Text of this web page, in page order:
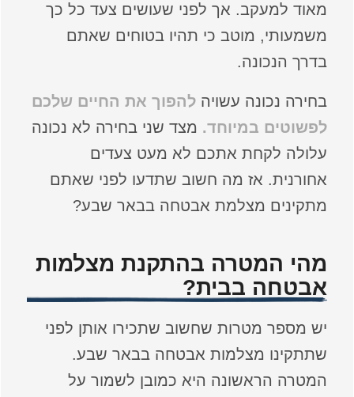
מאוד למעקב. אך לפני שעושים צעד כל כך
משמעותי, מוטב כי תהיו בטוחים שאתם
בדרך הנכונה.
בחירה נכונה עשויהלהפוך את החיים שלכם
לפשוטים במיוחד. מצד שני בחירה לא נכונה
עלולה לקחת אתכם לא מעט צעדים
אחורנית. אז מה חשוב שתדעו לפני שאתם
מתקינים מצלמת אבטחה בבאר שבע?
מהי המטרה בהתקנת מצלמות
אבטחה בבית?
יש מספר מטרות שחשוב שתכירו אותן לפני
שתתקינו מצלמות אבטחה בבאר שבע.
המטרה הראשונה היא כמובן לשמור על